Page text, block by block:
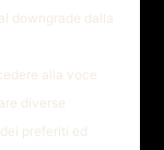
downgrade dalla
alla voce
diverse
preferiti ed